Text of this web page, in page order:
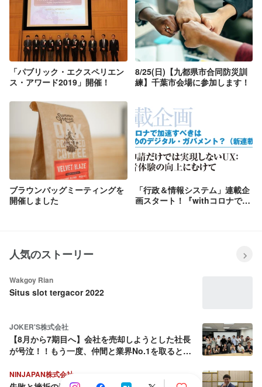
「パブリック・エクスペリエン
ス・アワード2019」開催！
8/25(日)【九都県市合同防災訓
練】千葉市会場に参加します！
ブラウンバッグミーティングを
開催しました
「行政＆情報システム」連載企
画スタート！『withコロナで加
人気のストーリー
Wakgoy Rian
Situs slot tergacor 2022
JOKER'S株式会社
【8月から7期目へ】会社を売却しようとした社長
が号泣！！もう一度、仲間と業界No.1を取ると決
NINJAPAN株式会社